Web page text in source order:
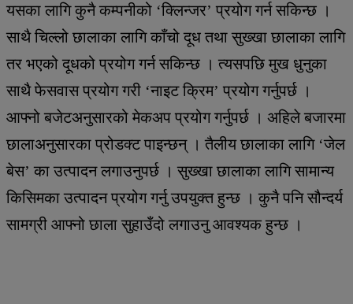
यसका लागि कुनै कम्पनीको ‘क्लिन्जर’ प्रयोग गर्न सकिन्छ ।
साथै चिल्लो छालाका लागि काँचो दूध तथा सुख्खा छालाका लागि
तर भएको दूधको प्रयोग गर्न सकिन्छ । त्यसपछि मुख धुनुका
साथै फेसवास प्रयोग गरी ‘नाइट क्रिम’ प्रयोग गर्नुपर्छ ।
आफ्नो बजेटअनुसारको मेकअप प्रयोग गर्नुपर्छ । अहिले बजारमा
छालाअनुसारका प्रोडक्ट पाइन्छन् । तैलीय छालाका लागि ‘जेल
बेस’ का उत्पादन लगाउनुपर्छ । सुख्खा छालाका लागि सामान्य
किसिमका उत्पादन प्रयोग गर्नु उपयुक्त हुन्छ । कुनै पनि सौन्दर्य
सामग्री आफ्नो छाला सुहाउँदो लगाउनु आवश्यक हुन्छ ।